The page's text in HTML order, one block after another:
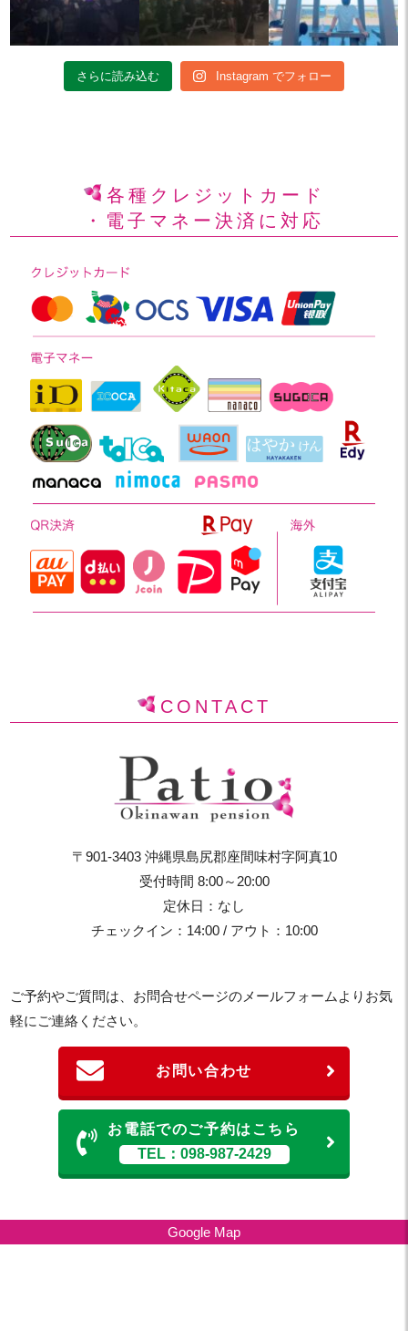
さらに読み込む Instagram でフォロー
各種クレジットカード
・電子マネー決済に対応
CONTACT
〒901-3403 沖縄県島尻郡座間味村字阿真10
受付時間 8:00～20:00
定休日：なし
チェックイン：14:00 / アウト：10:00
ご予約やご質問は、お問合せページのメールフォームよりお気
軽にご連絡ください。
お問い合わせ
お電話でのご予約はこちら
TEL：098-987-2429
Google Map